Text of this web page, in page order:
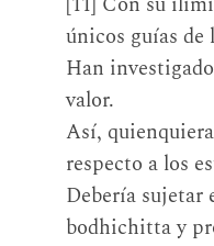
únicos guías de
Han
valor.
Así,
respecto a los
Debería sujetar
bodhichitta y